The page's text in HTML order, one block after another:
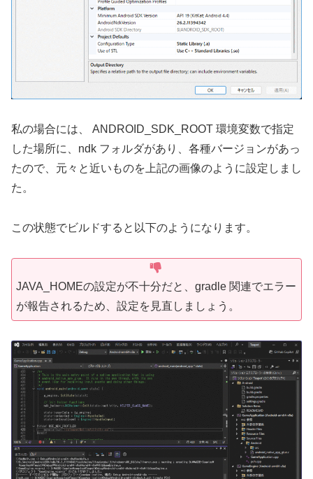
私の場合には、 ANDROID_SDK_ROOT 環境変数で指定
した場所に、ndk フォルダがあり、各種バージョンがあっ
たので、元々と近いものを上記の画像のように設定しまし
た。
この状態でビルドすると以下のようになります。
JAVA_HOMEの設定が不十分だと、gradle 関連でエラー
が報告されるため、設定を見直しましょう。